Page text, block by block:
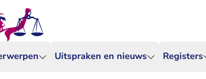
Uitspraken en nieuws Registers